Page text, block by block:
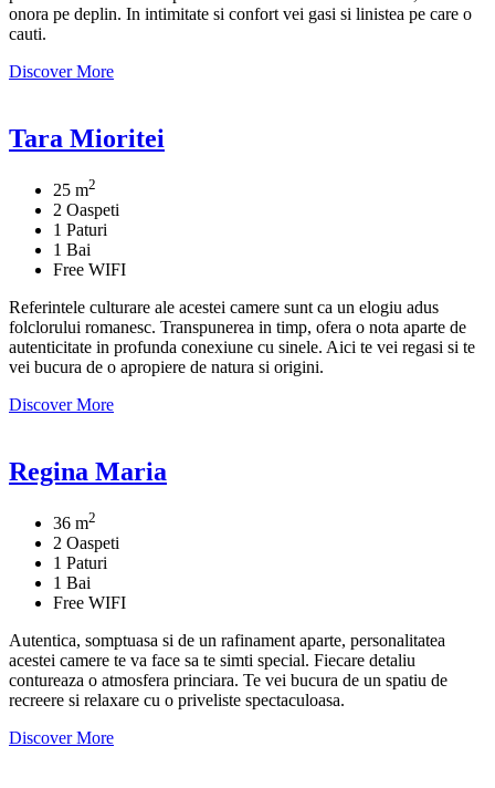
onora pe deplin. In intimitate si confort vei gasi si linistea pe care o
cauti.
Discover More
Tara Mioritei
25 m2
2 Oaspeti
1 Paturi
1 Bai
Free WIFI
Referintele culturare ale acestei camere sunt ca un elogiu adus
folclorului romanesc. Transpunerea in timp, ofera o nota aparte de
autenticitate in profunda conexiune cu sinele. Aici te vei regasi si te
vei bucura de o apropiere de natura si origini.
Discover More
Regina Maria
36 m2
2 Oaspeti
1 Paturi
1 Bai
Free WIFI
Autentica, somptuasa si de un rafinament aparte, personalitatea
acestei camere te va face sa te simti special. Fiecare detaliu
contureaza o atmosfera princiara. Te vei bucura de un spatiu de
recreere si relaxare cu o priveliste spectaculoasa.
Discover More